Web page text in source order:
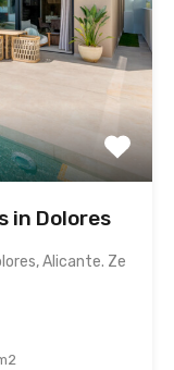
in Dolores
Alicante. Ze